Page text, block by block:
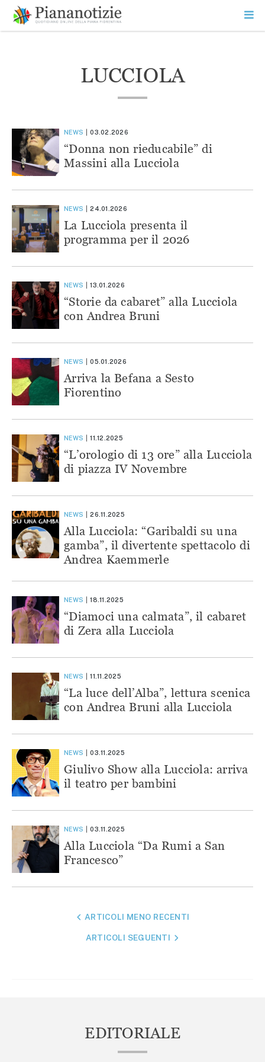
contenuto
SEARCH
LUCCIOLA
NEWS 03.02.2026
“Donna non rieducabile” di
Massini alla Lucciola
NEWS 24.01.2026
La Lucciola presenta il
programma per il 2026
NEWS 13.01.2026
“Storie da cabaret” alla Lucciola
con Andrea Bruni
NEWS 05.01.2026
Arriva la Befana a Sesto
Fiorentino
NEWS 11.12.2025
“L’orologio di 13 ore” alla Lucciola
di piazza IV Novembre
NEWS 26.11.2025
Alla Lucciola: “Garibaldi su una
gamba”, il divertente spettacolo di
Andrea Kaemmerle
NEWS 18.11.2025
“Diamoci una calmata”, il cabaret
di Zera alla Lucciola
NEWS 11.11.2025
“La luce dell’Alba”, lettura scenica
con Andrea Bruni alla Lucciola
NEWS 03.11.2025
Giulivo Show alla Lucciola: arriva
il teatro per bambini
NEWS 03.11.2025
Alla Lucciola “Da Rumi a San
Francesco”
NAVIGAZIONEARTICOLI MENO RECENTI
ARTICOLI SEGUENTI
EDITORIALE